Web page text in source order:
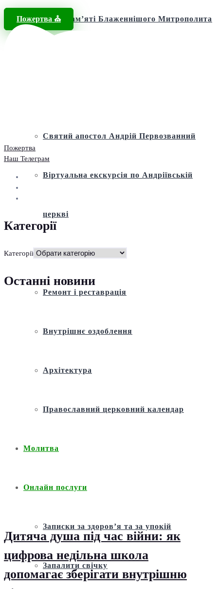
Фонд пам’яті Блаженнішого Митрополита
Святий апостол Андрій Первозванний
Віртуальна екскурсія по Андріївській
церкві
Історія
Ремонт і реставрація
Внутрішнє оздоблення
Архітектура
Православний церковний календар
Молитва
Онлайн послуги
Записки за здоров’я та за упокій
Запалити свічку
Пожертва ⛪️
Пожертва
Наш Телеграм
Категорії
Категорії
Останні новини
Дитяча душа під час війни: як
цифрова недільна школа
допомагає зберігати внутрішню